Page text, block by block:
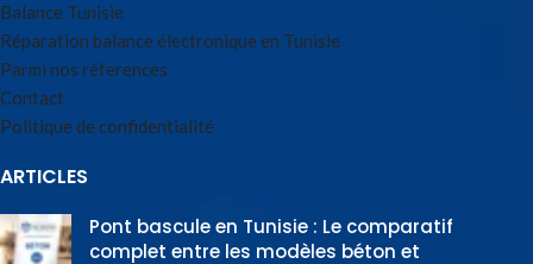
Balance Tunisie
Réparation balance électronique en Tunisie
Parmi nos réferences
Contact
Politique de confidentialité
ARTICLES
Pont bascule en Tunisie : Le comparatif
complet entre les modèles béton et